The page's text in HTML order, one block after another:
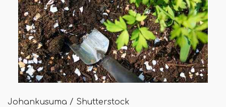
Johankusuma / Shutterstock